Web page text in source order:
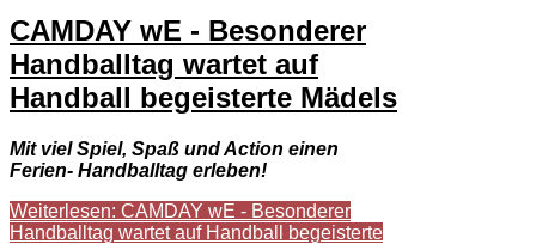
CAMDAY wE - Besonderer
Handballtag wartet auf
Handball begeisterte Mädels
Mit viel Spiel, Spaß und Action einen
Ferien- Handballtag erleben!
Weiterlesen: CAMDAY wE - Besonderer
Handballtag wartet auf Handball begeisterte